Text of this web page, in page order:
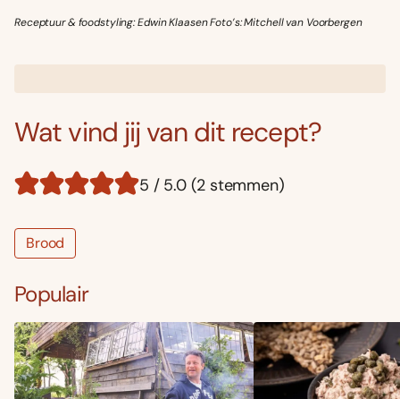
Receptuur & foodstyling: Edwin Klaasen Foto’s: Mitchell van Voorbergen
Wat vind jij van dit recept?
5 / 5.0 (2 stemmen)
Brood
Populair